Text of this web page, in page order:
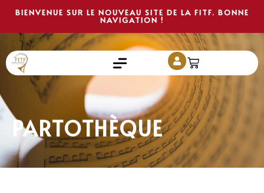
BIENVENUE SUR LE NOUVEAU SITE DE LA FITF. BONNE
NAVIGATION !
PARTOTHÈQUE